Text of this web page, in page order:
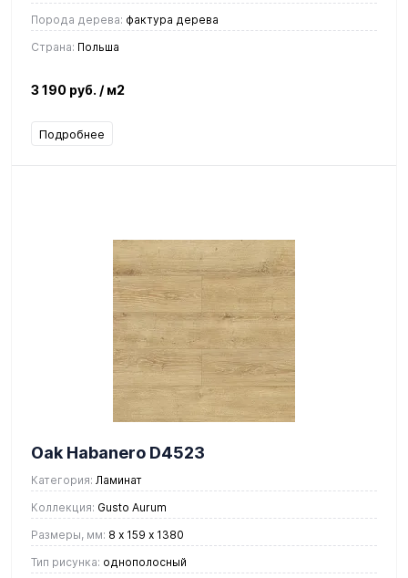
Порода дерева: фактура дерева
Страна: Польша
3 190 руб. / м2
Подробнее
Oak Habanero D4523
Категория: Ламинат
Коллекция: Gusto Aurum
Размеры, мм: 8 х 159 х 1380
Тип рисунка: однополосный